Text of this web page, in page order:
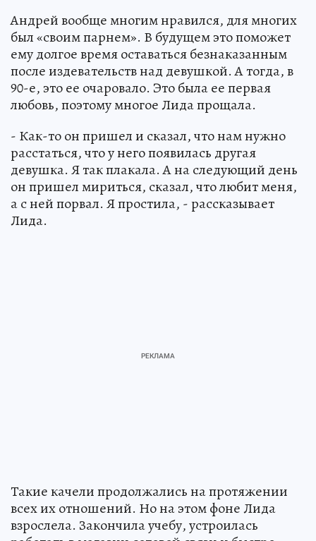
Андрей вообще многим нравился, для многих
был «своим парнем». В будущем это поможет
ему долгое время оставаться безнаказанным
после издевательств над девушкой. А тогда, в
90-е, это ее очаровало. Это была ее первая
любовь, поэтому многое Лида прощала.
- Как-то он пришел и сказал, что нам нужно
расстаться, что у него появилась другая
девушка. Я так плакала. А на следующий день
он пришел мириться, сказал, что любит меня,
а с ней порвал. Я простила, - рассказывает
Лида.
Такие качели продолжались на протяжении
всех их отношений. Но на этом фоне Лида
взрослела. Закончила учебу, устроилась